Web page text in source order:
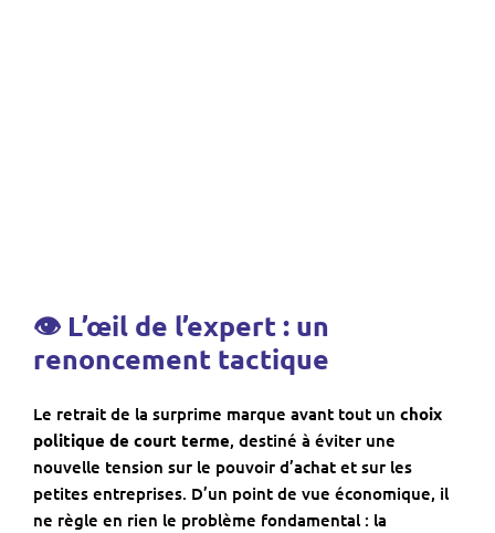
👁 L’œil de l’expert : un
renoncement tactique
Le retrait de la surprime marque avant tout un choix
politique de court terme, destiné à éviter une
nouvelle tension sur le pouvoir d’achat et sur les
petites entreprises. D’un point de vue économique, il
ne règle en rien le problème fondamental : la